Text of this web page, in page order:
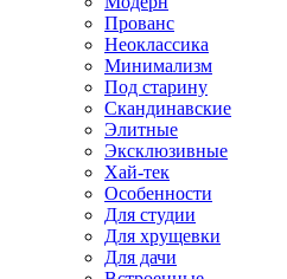
Прованс
Неоклассика
Минимализм
Под старину
Скандинавские
Элитные
Эксклюзивные
Хай-тек
Особенности
Для студии
Для хрущевки
Для дачи